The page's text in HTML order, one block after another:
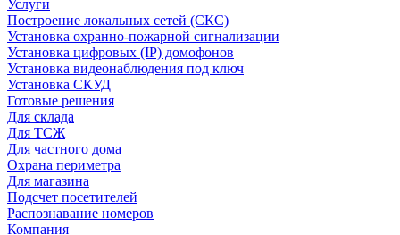
Услуги
Построение локальных сетей (СКС)
Установка охранно-пожарной сигнализации
Установка цифровых (IP) домофонов
Установка видеонаблюдения под ключ
Установка СКУД
Готовые решения
Для склада
Для ТСЖ
Для частного дома
Охрана периметра
Для магазина
Подсчет посетителей
Распознавание номеров
Компания